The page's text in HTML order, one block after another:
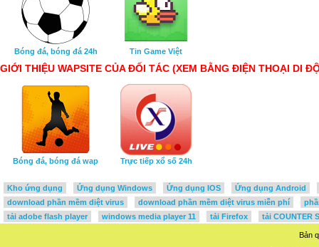
Bóng đá, bóng đá 24h Tin Game Việt
GIỚI THIỆU WAPSITE CỦA ĐỐI TÁC (XEM BẰNG ĐIỆN THOẠI DI
Bóng đá, bóng đá wap Trực tiếp xổ số 24h
Kho ứng dụng Ứng dụng Windows Ứng dụng IOS
Ứng dụng Android
download phần mềm diệt virus
download phần mềm diệt virus miễn phí
tải adobe flash player
windows media player 11 tải Firefox tải COUNTER
Bản